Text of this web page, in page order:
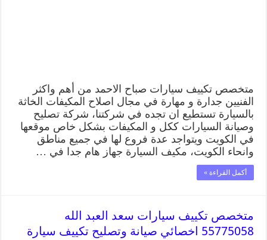
متخصص تكييف سيارات صباح الاحمد من أهم واكثر
الفنيين جدارة و مهارة في مجال اصلاح المكيفات الخاثة
بالسيارة تستطيع ان تجده في شركتنا، شركة تصليح
وصيانة السيارات ككل و المكيفات بشكل خاص موقعها
في الكويت ويتواجد عدة فروع لها في جميع مناطق
وانحاء الكويت، مكيف السيارة جهاز هام جدا في …
أكمل القراءة »
متخصص تكييف سيارات سعد العبد الله
55775058 اخصائي صيانة وتصليح تكييف سيارة